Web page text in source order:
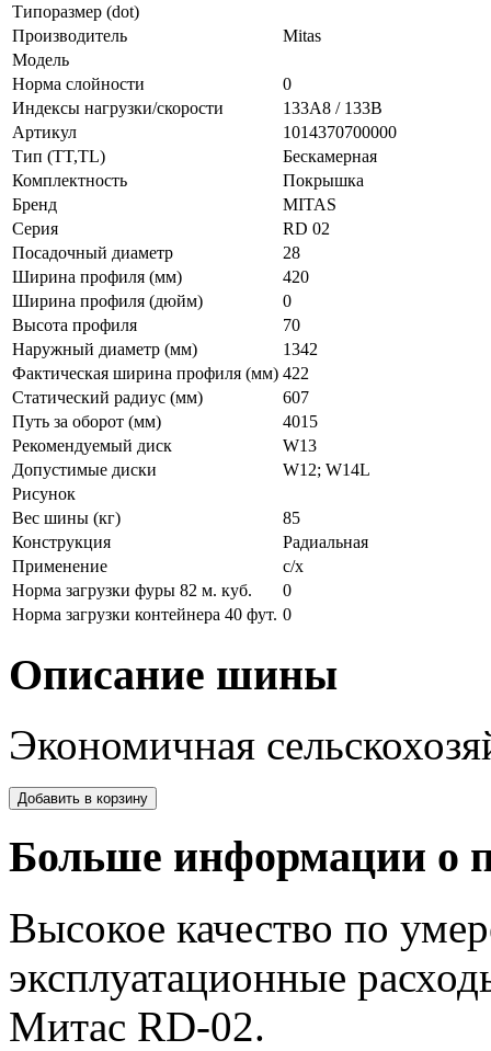
Типоразмер (dot)
Производитель
Mitas
Модель
Норма слойности
0
Индексы нагрузки/скорости
133A8 / 133B
Артикул
1014370700000
Тип (TT,TL)
Бескамерная
Комплектность
Покрышка
Бренд
MITAS
Серия
RD 02
Посадочный диаметр
28
Ширина профиля (мм)
420
Ширина профиля (дюйм)
0
Высота профиля
70
Наружный диаметр (мм)
1342
Фактическая ширина профиля (мм) 422
Статический радиус (мм)
607
Путь за оборот (мм)
4015
Рекомендуемый диск
W13
Допустимые диски
W12; W14L
Рисунок
Вес шины (кг)
85
Конструкция
Радиальная
Применение
с/х
Норма загрузки фуры 82 м. куб.
0
Норма загрузки контейнера 40 фут. 0
Описание шины
Экономичная
Больше информации о
Высокое качество по
эксплуатационные
Митас RD-02.